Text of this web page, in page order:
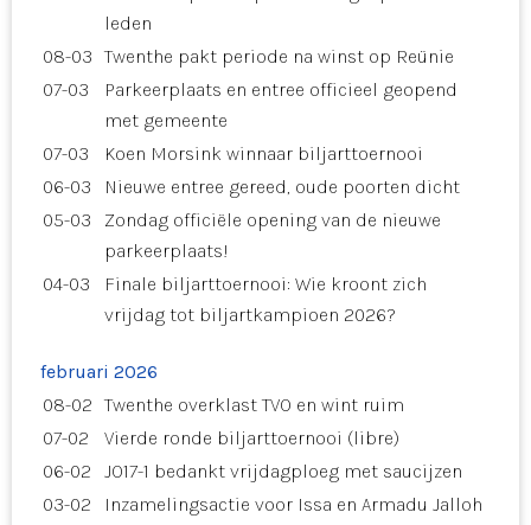
leden
08-03 Twenthe pakt periode na winst op Reünie
07-03
Parkeerplaats en entree officieel geopend
met gemeente
07-03
Koen Morsink winnaar biljarttoernooi
06-03
Nieuwe entree gereed, oude poorten dicht
05-03
Zondag officiële opening van de nieuwe
parkeerplaats!
04-03
Finale biljarttoernooi: Wie kroont zich
vrijdag tot biljartkampioen 2026?
februari 2026
08-02 Twenthe overklast TVO en wint ruim
07-02
Vierde ronde biljarttoernooi (libre)
06-02
JO17-1 bedankt vrijdagploeg met saucijzen
03-02
Inzamelingsactie voor Issa en Armadu Jalloh